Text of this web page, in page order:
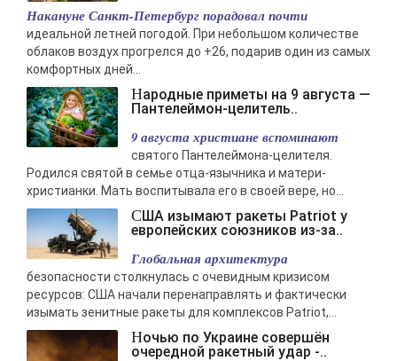
Накануне Санкт-Петербург порадовал почти
идеальной летней погодой. При небольшом количестве
облаков воздух прогрелся до +26, подарив один из самых
комфортных дней...
Народные приметы на 9 августа —
Пантелеймон-целитель..
9 августа христиане вспоминают
святого Пантелеймона-целителя.
Родился святой в семье отца-язычника и матери-
христианки. Мать воспитывала его в своей вере, но...
США изымают ракеты Patriot у
европейских союзников из-за..
Глобальная архитектура
безопасности столкнулась с очевидным кризисом
ресурсов: США начали перенаправлять и фактически
изымать зенитные ракеты для комплексов Patriot,...
Ночью по Украине совершён
очередной ракетный удар -..